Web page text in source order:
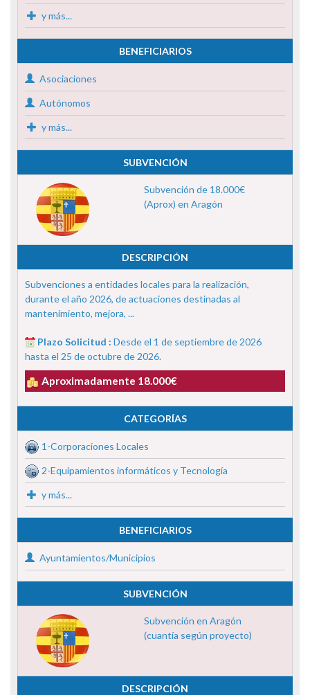
y más...
BENEFICIARIOS
Asociaciones
Autónomos
y más...
SUBVENCIÓN
Subvención de 18.000€
(Aprox) en Aragón
DESCRIPCIÓN
Subvenciones a entidades locales para la realización,
durante el año 2026, de actuaciones destinadas al
mantenimiento, mejora, ...
Plazo Solicitud : Desde el 1 de septiembre de 2026
hasta el 25 de octubre de 2026.
Aproximadamente 18.000€
CATEGORÍAS
1-Corporaciones Locales
2-Equipamientos informáticos y Tecnología
y más...
BENEFICIARIOS
Ayuntamientos/Municipios
SUBVENCIÓN
Subvención en Aragón
(cuantía según proyecto)
DESCRIPCIÓN